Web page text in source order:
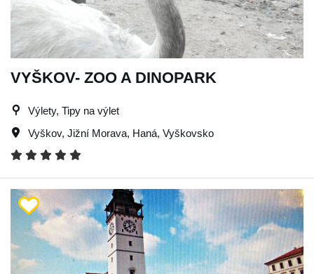
VYŠKOV- ZOO A DINOPARK
Výlety, Tipy na výlet
Vyškov, Jižní Morava, Haná, Vyškovsko